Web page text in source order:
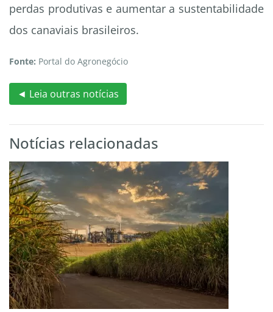
perdas produtivas e aumentar a sustentabilidade
dos canaviais brasileiros.
Fonte: Portal do Agronegócio
◄ Leia outras notícias
Notícias relacionadas